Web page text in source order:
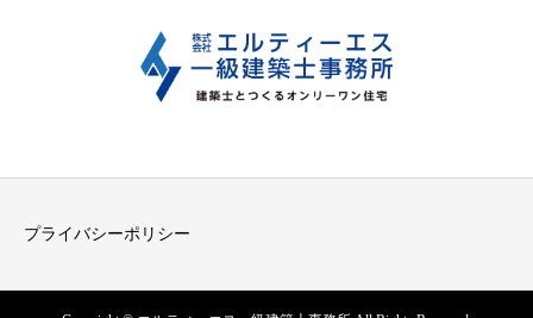
プライバシーポリシー